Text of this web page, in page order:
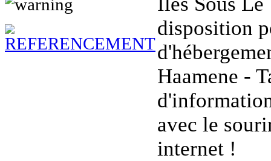
disposition
Haamene -
avec le
internet !